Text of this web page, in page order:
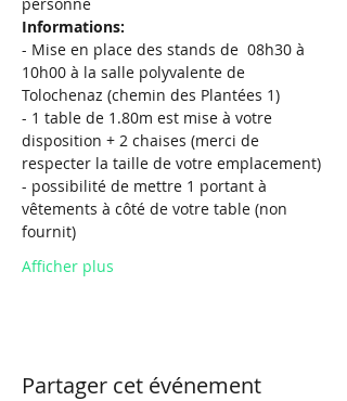
Informations:
- Mise en place des stands de  08h30 à
10h00 à la salle polyvalente de
Tolochenaz (chemin des Plantées 1)
- 1 table de 1.80m est mise à votre
disposition + 2 chaises (merci de
respecter la taille de votre emplacement)
- possibilité de mettre 1 portant à
vêtements à côté de votre table (non
fournit)
Afficher plus
Partager cet événement